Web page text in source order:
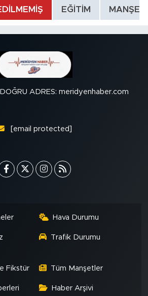
EĞİTİM MANŞET
ADRES: meridyenhaber.com
[email protected]
Hava Durumu
Trafik Durumu
Fikstür Tüm Manşetler
Haber Arşivi